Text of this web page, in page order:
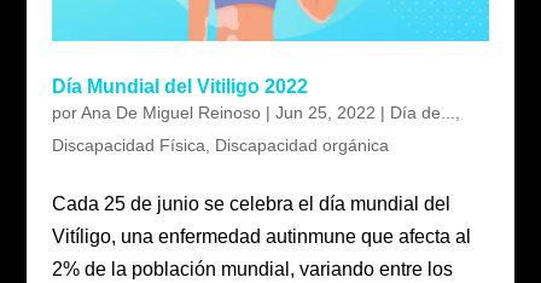
Día Mundial del Vitiligo 2022
porAna De Miguel Reinoso| Jun 25, 2022 | Día de...
Discapacidad Física
Discapacidad orgánica
Cada 25 de junio se celebra el día mundial del
Vitíligo, una enfermedad autinmune que afecta al
2% de la población mundial, variando entre los